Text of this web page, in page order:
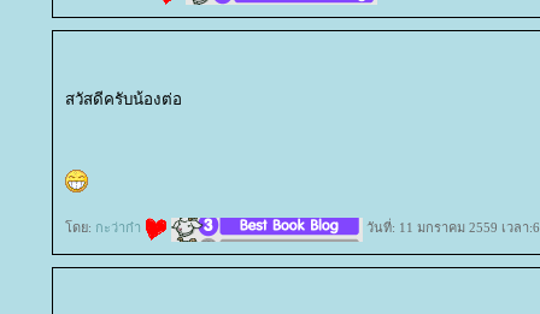
สวัสดีครับน้องต่อ
ดย: กะว่าก๋า วันที่: 11 มกราคม 2559 เวลา